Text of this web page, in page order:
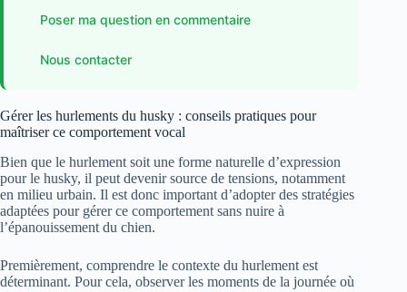
Poser ma question en commentaire
Nous contacter
Gérer les hurlements du husky : conseils pratiques pour
maîtriser ce comportement vocal
Bien que le hurlement soit une forme naturelle d’expression
pour le husky, il peut devenir source de tensions, notamment
en milieu urbain. Il est donc important d’adopter des stratégies
adaptées pour gérer ce comportement sans nuire à
l’épanouissement du chien.
Premièrement, comprendre le contexte du hurlement est
déterminant. Pour cela, observer les moments de la journée où